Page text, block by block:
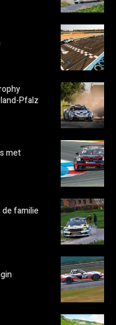
Pfalz
met
de familie